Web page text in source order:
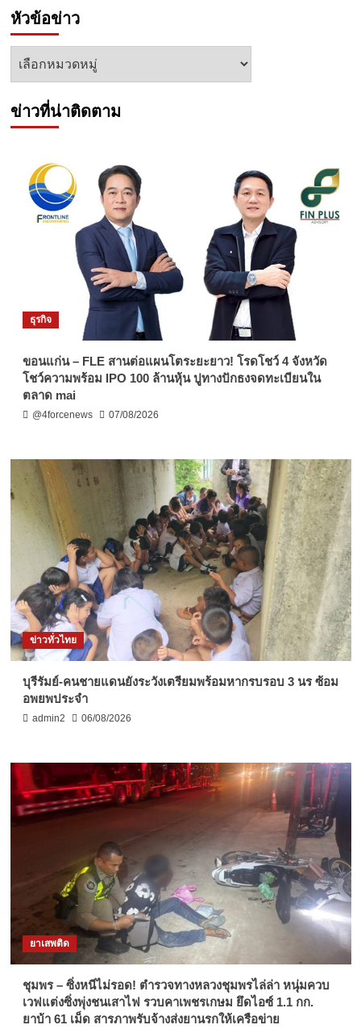
หัวข้อข่าว
หัวข้อ
ข่าวที่น่าติดตาม
ธุรกิจ
ขอนแก่น – FLE สานต่อแผนโตระยะยาว! โรดโชว์ 4 จังหวัด
โชว์ความพร้อม IPO 100 ล้านหุ้น ปูทางปักธงจดทะเบียนใน
ตลาด mai
@4forcenews 07/08/2026
ข่าวทั่วไทย
บุรีรัมย์-คนชายแดนยังระวังเตรียมพร้อมหากรบรอบ 3 นร ซ้อม
อพยพประจำ
admin2 06/08/2026
ยาเสพติด
ชุมพร – ซิ่งหนีไม่รอด! ตำรวจทางหลวงชุมพรไล่ล่า หนุ่มควบ
เวฟแต่งซิ่งพุ่งชนเสาไฟ รวบคาเพชรเกษม ยึดไอซ์ 1.1 กก.
ยาบ้า 61 เม็ด สารภาพรับจ้างส่งยานรกให้เครือข่าย